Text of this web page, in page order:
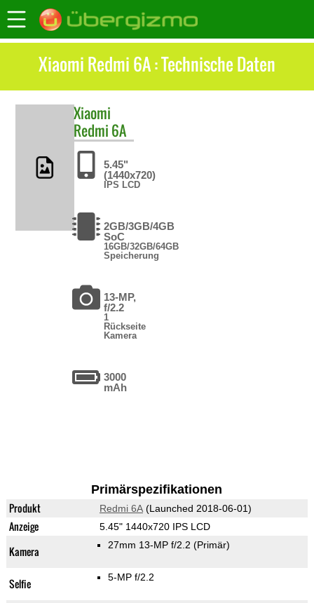
Xiaomi Redmi 6A : Technische Daten
Xiaomi
Redmi 6A
5.45"
(1440x720)
IPS LCD
2GB/3GB/4GB
SoC
16GB/32GB/64GB
Speicherung
13-MP,
f/2.2
1
Rückseite
Kamera
3000
mAh
Primärspezifikationen
Produkt Redmi 6A(Launched 2018-06-01)
Anzeige 5.45" 1440x720 IPS LCD
Kamera 27mm 13-MP f/2.2 (Primär)
Selfie 5-MP f/2.2